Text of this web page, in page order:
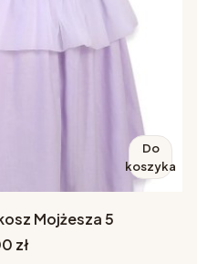
Do
koszyka
Mojżesza 5
zł